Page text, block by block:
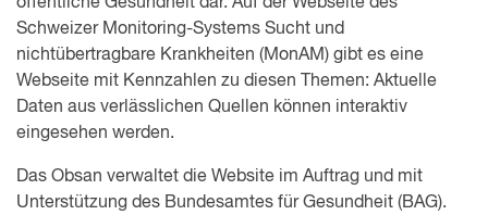
Schweizer Monitoring-Systems Sucht und
nichtübertragbare Krankheiten (MonAM) gibt es eine
Webseite mit Kennzahlen zu diesen Themen: Aktuelle
Daten aus verlässlichen Quellen können interaktiv
eingesehen werden.
Das Obsan verwaltet die Website im Auftrag und mit
Unterstützung des Bundes­amtes für Gesundheit (BAG).